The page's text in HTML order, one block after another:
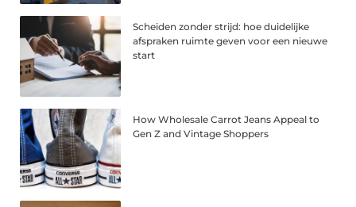
Scheiden zonder strijd: hoe duidelijke
afspraken ruimte geven voor een nieuwe
start
How Wholesale Carrot Jeans Appeal to
Gen Z and Vintage Shoppers